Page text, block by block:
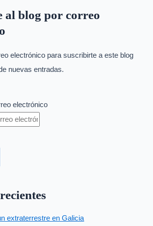
al blog por correo
electrónico para suscribirte a este blog
nuevas entradas.
electrónico
extraterrestre en Galicia